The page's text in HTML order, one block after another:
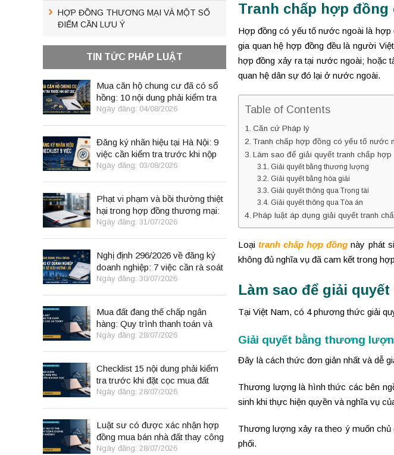
Tranh chấp hợp
Hợp đồng có yếu tố nước ngoài là
gia quan hệ hợp đồng đều là người
hợp đồng xảy ra tại nước ngoài; hoặc
quan hệ dân sự đó lại ở nước ngoài.
Table of Contents
Căn cứ Pháp lý
Tranh chấp hợp đồng có yếu tố nước
Làm sao để giải quyết tranh chấp
Giải quyết bằng thương lượng
Giải quyết bằng hòa giải
Giải quyết thông qua Trọng tài
Giải quyết thông qua Tòa án
Pháp luật áp dụng giải quyết tranh
Loạitranh chấp hợp đồng này phát
không đủ nghĩa vụ đã cam kết trong
Làm sao để giải
Tại Việt Nam, có 4 phương thức giải
Giải quyết bằng thương
Đây là cách thức đơn giản nhất và dễ
Thương lượng là hình thức các bên
sinh khi thực hiện quyền và nghĩa vụ
Thương lượng xảy ra theo ý muốn chủ
phối.
HỢP ĐỒNG THƯƠNG MẠI VÀ MỘT SỐ
ĐIỂM CẦN LƯU Ý
TIN TỨC PHÁP LUẬT
Mua căn hộ chung cư đã có sổ
hồng: 10 nội dung phải kiểm tra
trước khi đặt cọc
Ngày đăng: 04/08/2026
Đăng ký nhãn hiệu tại Hà Nội: 9
việc cần kiểm tra trước khi nộp
đơn
Ngày đăng: 03/08/2026
Phạt vi phạm và bồi thường thiệt
hại trong hợp đồng thương mại:
8 điểm cần kiểm tra
Ngày đăng: 31/07/2026
Nghị định 296/2026 về đăng ký
doanh nghiệp: 7 việc cần rà soát
Ngày đăng: 30/07/2026
Mua đất đang thế chấp ngân
hàng: Quy trình thanh toán và
giải chấp an toàn
Ngày đăng: 28/07/2026
Checklist 15 nội dung phải kiểm
tra trước khi đặt cọc mua đất
Ngày đăng: 28/07/2026
Luật sư có được xác nhận hợp
đồng mua bán nhà đất thay công
chứng viên không?
Ngày đăng: 28/07/2026